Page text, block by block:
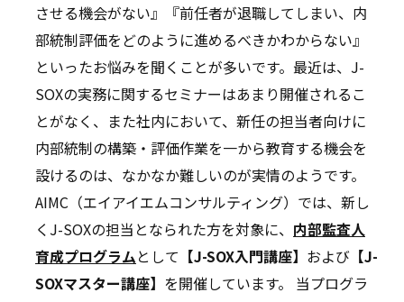
させる機会がない』『前任者が退職してしまい、内
部統制評価をどのように進めるべきかわからない』
といったお悩みを聞くことが多いです。最近は、J-
SOXの実務に関するセミナーはあまり開催されるこ
とがなく、また社内において、新任の担当者向けに
内部統制の構築・評価作業を一から教育する機会を
設けるのは、なかなか難しいのが実情のようです。
AIMC（エイアイエムコンサルティング）では、新し
くJ-SOXの担当となられた方を対象に、 内部監査人
育成プログラムとして 【J-SOX入門講座】 および 【J-
SOXマスター講座】 を開催しています。 当プログラ